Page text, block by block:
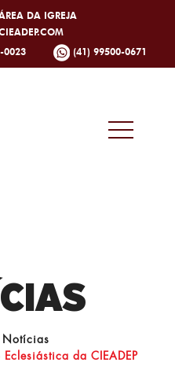
DA IGREJA
0023
(41) 99500-0671
Notícias
da CIEADEP